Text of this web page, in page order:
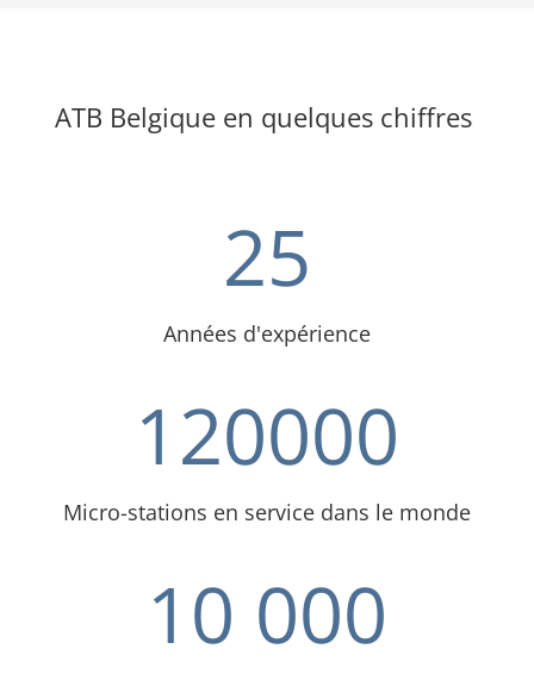
ATB Belgique en quelques chiffres
25
Années d'expérience
120000
Micro-stations en service dans le monde
10 000